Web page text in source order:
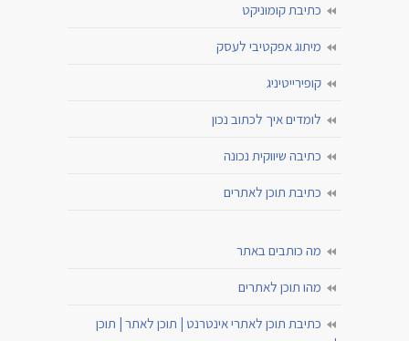
כתיבת קומוניקט
מיתוג אפקטיבי לעסק
קופירייטיניג
לומדים איך לכתוב נכון
כתיבה שיווקית נכונה
כתיבת תוכן לאתרים
מה כותבים באתר
מהו תוכן לאתרים
כתיבת תוכן לאתרי אינטרנט | תוכן לאתר | תוכן